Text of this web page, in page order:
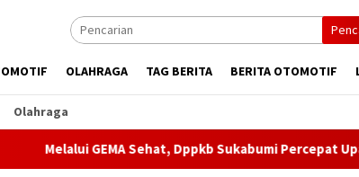
OLAHRAGA TAG BERITA BERITA OTOMOTIF
Olahraga
Sehat, Dppkb Sukabumi Percepat Upaya